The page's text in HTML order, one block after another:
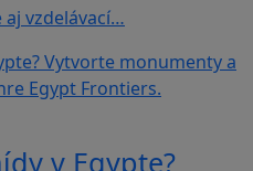
aj vzdelávací…
v Egypte?